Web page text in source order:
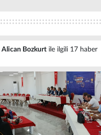
Alican Bozkurt ile ilgili 17 haber